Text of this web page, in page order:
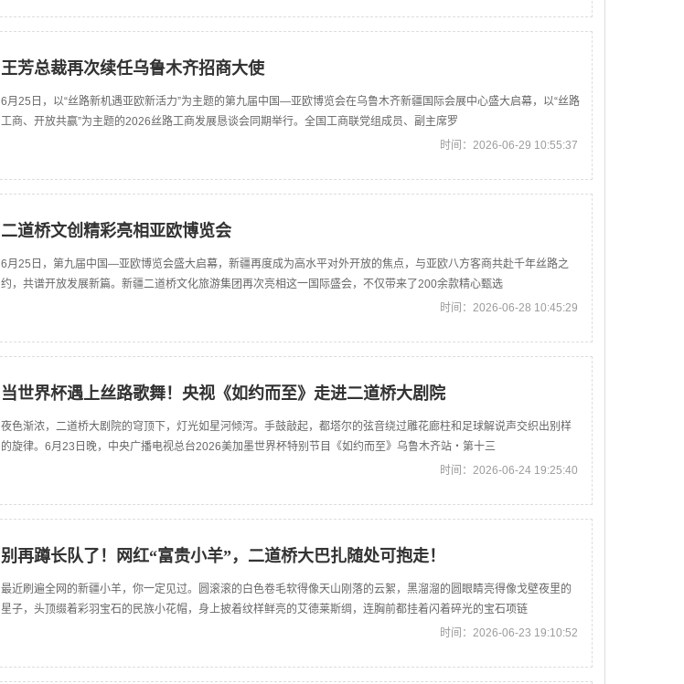
王芳总裁再次续任乌鲁木齐招商大使
6月25日，以“丝路新机遇亚欧新活力”为主题的第九届中国—亚欧博览会在乌鲁木齐新疆国际会展中心盛大启幕，以“丝路
工商、开放共赢”为主题的2026丝路工商发展恳谈会同期举行。全国工商联党组成员、副主席罗
时间：2026-06-29 10:55:37
二道桥文创精彩亮相亚欧博览会
6月25日，第九届中国—亚欧博览会盛大启幕，新疆再度成为高水平对外开放的焦点，与亚欧八方客商共赴千年丝路之
约，共谱开放发展新篇。新疆二道桥文化旅游集团再次亮相这一国际盛会，不仅带来了200余款精心甄选
时间：2026-06-28 10:45:29
当世界杯遇上丝路歌舞！央视《如约而至》走进二道桥大剧院
夜色渐浓，二道桥大剧院的穹顶下，灯光如星河倾泻。手鼓敲起，都塔尔的弦音绕过雕花廊柱和足球解说声交织出别样
的旋律。6月23日晚，中央广播电视总台2026美加墨世界杯特别节目《如约而至》乌鲁木齐站・第十三
时间：2026-06-24 19:25:40
别再蹲长队了！网红“富贵小羊”，二道桥大巴扎随处可抱走！
最近刷遍全网的新疆小羊，你一定见过。圆滚滚的白色卷毛软得像天山刚落的云絮，黑溜溜的圆眼睛亮得像戈壁夜里的
星子，头顶缀着彩羽宝石的民族小花帽，身上披着纹样鲜亮的艾德莱斯绸，连胸前都挂着闪着碎光的宝石项链
时间：2026-06-23 19:10:52